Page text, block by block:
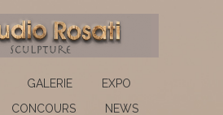
GALERIE
EXPO
CONCOURS
NEWS